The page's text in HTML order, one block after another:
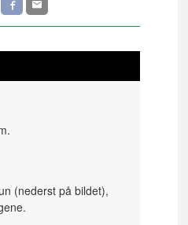
(nederst på bildet),